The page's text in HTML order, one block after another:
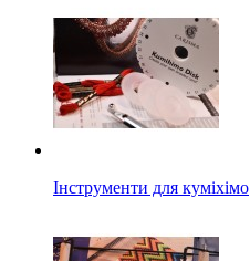
Інструменти для куміхімо